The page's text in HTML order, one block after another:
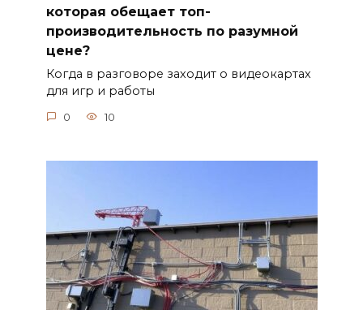
которая обещает топ-
производительность по разумной
цене?
Когда в разговоре заходит о видеокартах
для игр и работы
0 10